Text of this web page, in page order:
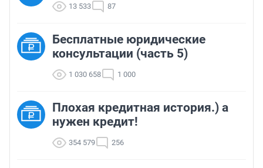
13 533 87
Бесплатные юридические
консультации (часть 5)
1 030 658 1 000
Плохая кредитная история.) а
нужен кредит!
354 579 256